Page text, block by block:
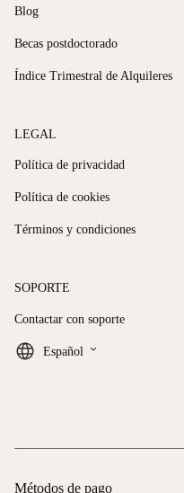
Blog
Becas postdoctorado
Índice Trimestral de Alquileres
LEGAL
Política de privacidad
Política de cookies
Términos y condiciones
SOPORTE
Contactar con soporte
Español keyboard_arrow_down
Métodos de pago